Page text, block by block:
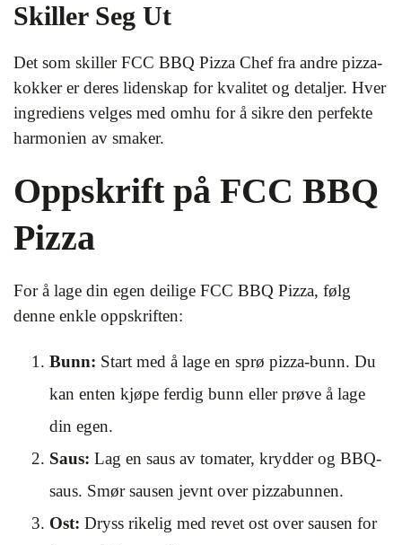
Skiller Seg Ut
Det som skiller FCC BBQ Pizza Chef fra andre pizza-
kokker er deres lidenskap for kvalitet og detaljer. Hver
ingrediens velges med omhu for å sikre den perfekte
harmonien av smaker.
Oppskrift på FCC BBQ
Pizza
For å lage din egen deilige FCC BBQ Pizza, følg
denne enkle oppskriften:
Bunn: Start med å lage en sprø pizza-bunn. Du
kan enten kjøpe ferdig bunn eller prøve å lage
din egen.
Saus: Lag en saus av tomater, krydder og BBQ-
saus. Smør sausen jevnt over pizzabunnen.
Ost: Dryss rikelig med revet ost over sausen for